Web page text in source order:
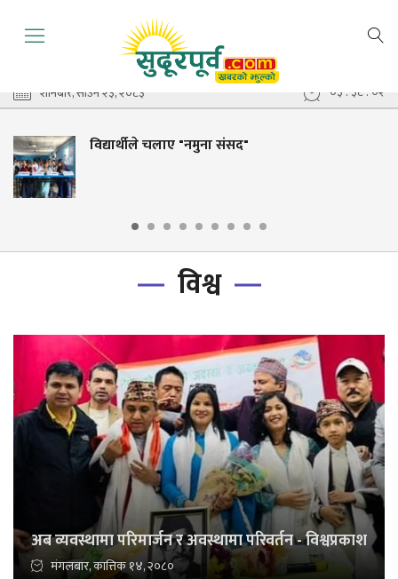
शनिबार, साउन २३, २०८३ ०३ : ३८ : ०३
विद्यार्थीले चलाए "नमुना संसद"
विश्व
अब व्यवस्थामा परिमार्जन र अवस्थामा परिवर्तन - विश्वप्रकाश
मंगलबार, कात्तिक १४, २०८०